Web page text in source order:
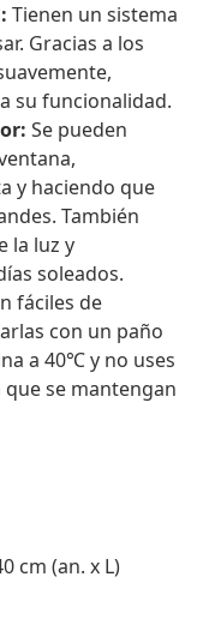
Tienen un sistema
Gracias a los
su funcionalidad.
Se pueden
y haciendo que
También
la luz y
soleados.
fáciles de
con un paño
a 40℃ y no uses
que se mantengan
cm (an. x L)